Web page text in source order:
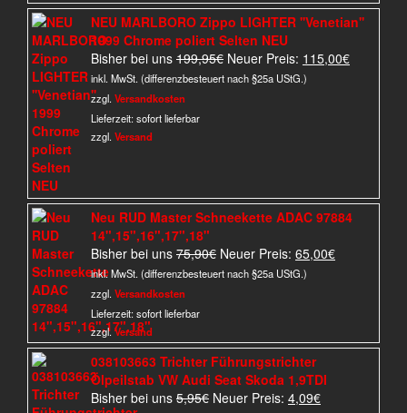
NEU MARLBORO Zippo LIGHTER ''Venetian''
1999 Chrome poliert Selten NEU
Bisher bei uns 199,95€ Ursprünglicher
Preis
Neuer Preis: 115,00€Aktueller
inkl. MwSt. (differenzbesteuert nach §25a UStG.)
zzgl. Versandkosten
Lieferzeit:sofort lieferbar
zzgl. Versand
Neu RUD Master Schneekette ADAC 97884
14",15",16",17",18"
Bisher bei uns 75,90€ Ursprünglicher
Preis
Neuer Preis: 65,00€Aktueller
inkl. MwSt. (differenzbesteuert nach §25a UStG.)
zzgl. Versandkosten
Lieferzeit:sofort lieferbar
zzgl. Versand
038103663 Trichter Führungstrichter
Ölpeilstab VW Audi Seat Skoda 1,9TDI
Bisher bei uns 5,95€ Ursprünglicher
Neuer Preis: 4,09€Aktueller